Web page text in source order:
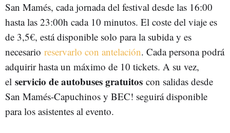
San Mamés, cada jornada del festival desde las 16:00
hasta las 23:00h cada 10 minutos. El coste del viaje es
de 3,5€, está disponible solo para la subida y es
necesario reservarlo con antelación. Cada persona podrá
adquirir hasta un máximo de 10 tickets. A su vez,
el servicio de autobuses gratuitos con salidas desde
San Mamés-Capuchinos y BEC! seguirá disponible
para los asistentes al evento.